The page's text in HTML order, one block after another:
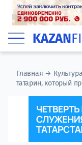
KAZAN
Главная → Культура
татарин, который